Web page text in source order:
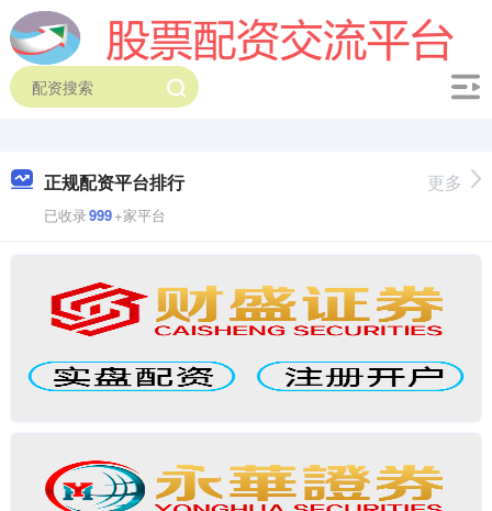
正规配资平台排行
已收录999+家平台
更多